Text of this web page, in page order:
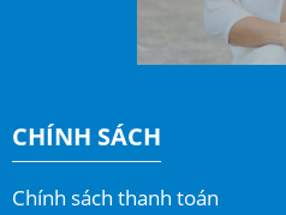
CHÍNH SÁCH
Chính sách thanh toán